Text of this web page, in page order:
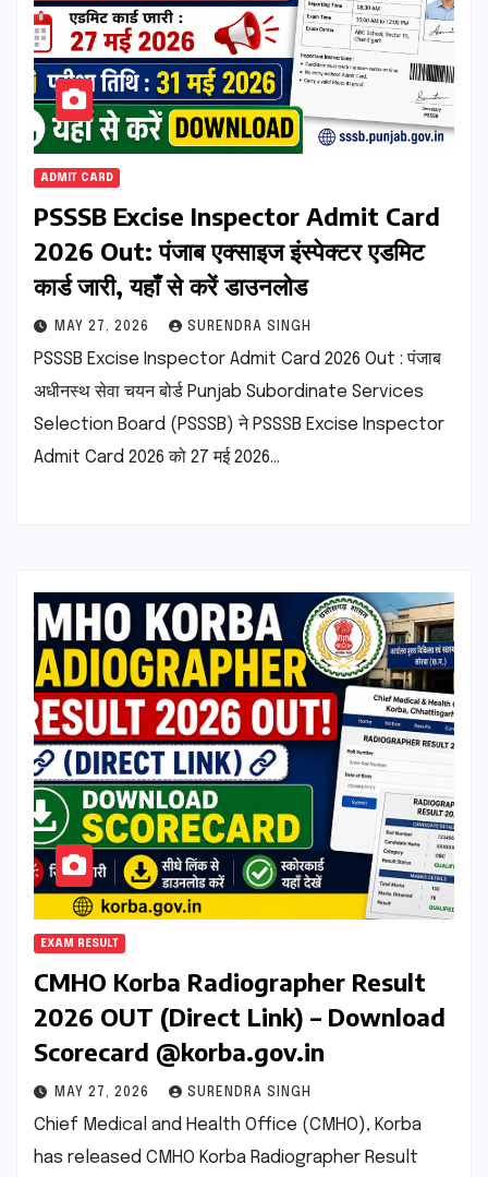
ADMIT CARD
PSSSB Excise Inspector Admit Card
2026 Out: पंजाब एक्साइज इंस्पेक्टर एडमिट
कार्ड जारी, यहाँ से करें डाउनलोड
MAY 27, 2026 SURENDRA SINGH
PSSSB Excise Inspector Admit Card 2026 Out : पंजाब
अधीनस्थ सेवा चयन बोर्ड Punjab Subordinate Services
Selection Board (PSSSB) ने PSSSB Excise Inspector
Admit Card 2026 को 27 मई 2026…
EXAM RESULT
CMHO Korba Radiographer Result
2026 OUT (Direct Link) – Download
Scorecard @korba.gov.in
MAY 27, 2026 SURENDRA SINGH
Chief Medical and Health Office (CMHO), Korba
has released CMHO Korba Radiographer Result